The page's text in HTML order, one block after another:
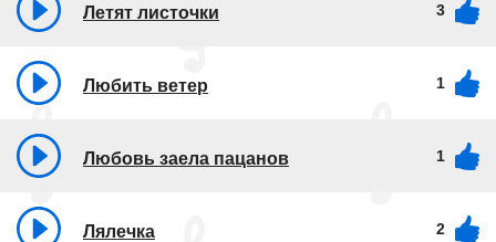
Летят листочки 3
Любить ветер 1
Любовь заела пацанов 1
Лялечка 2